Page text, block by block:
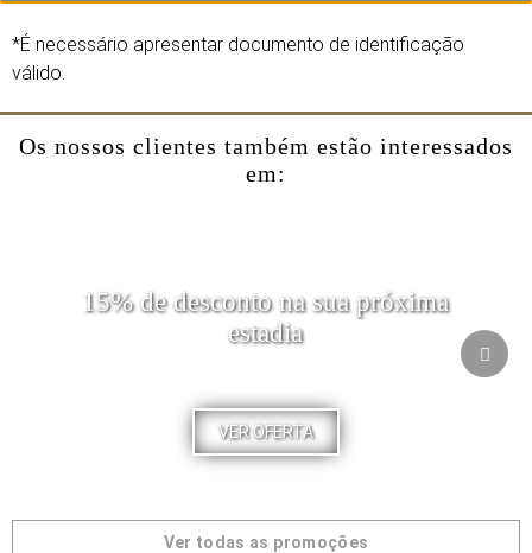
*É necessário apresentar documento de identificação
válido.
Os nossos clientes também estão interessados
em:
15% de desconto na sua próxima
estadia
VER OFERTA
Ver todas as promoções